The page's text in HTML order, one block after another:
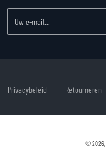
Privacybeleid Retourneren
© 2026,